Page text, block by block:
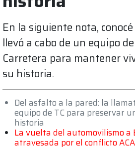
En la siguiente nota,
llevó a cabo de un equipo
Carretera para mantener
su historia.
Del asfalto a la pared: la
equipo de TC para preservar
historia
La vuelta del automovilismo a
atravesada por el conflicto